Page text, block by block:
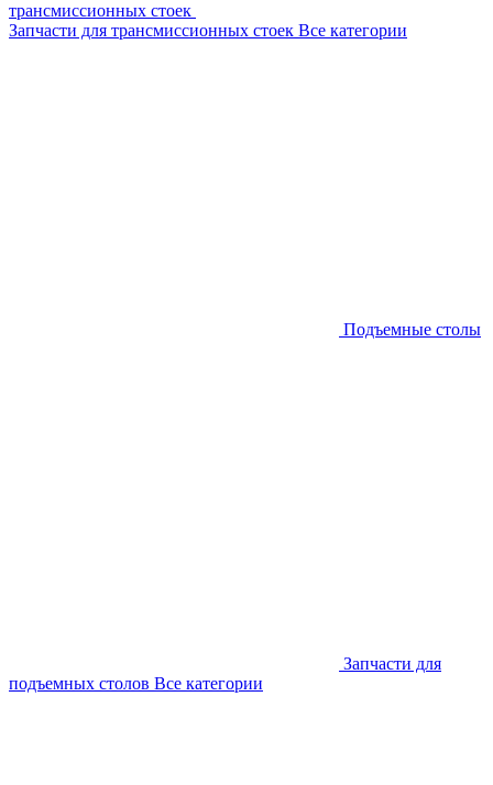
трансмиссионных стоек
Запчасти для трансмиссионных стоек Все категории
Подъемные столы
Запчасти для
подъемных столов Все категории